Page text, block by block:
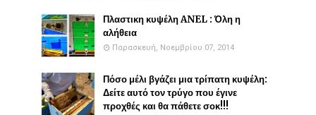
Πλαστικη κυψέλη ANEL : Όλη η
αλήθεια
Παρασκευή, Νοεμβρίου 07, 2014
Πόσο μέλι βγάζει μια τρίπατη κυψέλη:
Δείτε αυτό τον τρύγο που έγινε
προχθές και θα πάθετε σοκ!!!